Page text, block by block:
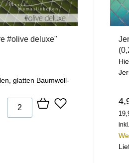
#olive deluxe"
glatten Baumwoll-